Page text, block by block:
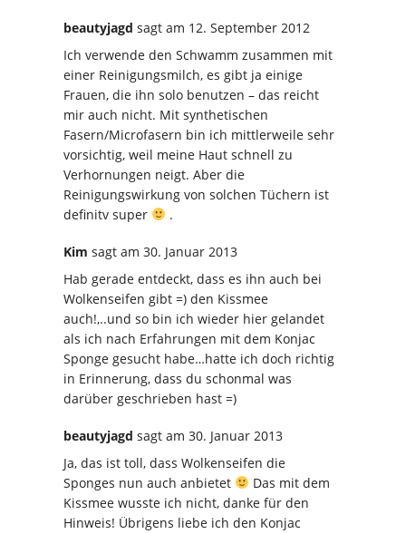
beautyjagd sagt am 12. September 2012
Ich verwende den Schwamm zusammen mit
einer Reinigungsmilch, es gibt ja einige
Frauen, die ihn solo benutzen – das reicht
mir auch nicht. Mit synthetischen
Fasern/Microfasern bin ich mittlerweile sehr
vorsichtig, weil meine Haut schnell zu
Verhornungen neigt. Aber die
Reinigungswirkung von solchen Tüchern ist
definitv super
.
Kim sagt am 30. Januar 2013
Hab gerade entdeckt, dass es ihn auch bei
Wolkenseifen gibt =) den Kissmee
auch!,..und so bin ich wieder hier gelandet
als ich nach Erfahrungen mit dem Konjac
Sponge gesucht habe…hatte ich doch richtig
in Erinnerung, dass du schonmal was
darüber geschrieben hast =)
beautyjagd sagt am 30. Januar 2013
Ja, das ist toll, dass Wolkenseifen die
Sponges nun auch anbietet
Das mit dem
Kissmee wusste ich nicht, danke für den
Hinweis! Übrigens liebe ich den Konjac